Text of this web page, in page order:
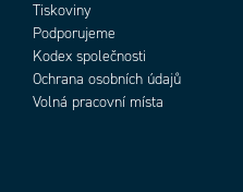
Tiskoviny
Podporujeme
Kodex společnosti
Ochrana osobních údajů
Volná pracovní místa